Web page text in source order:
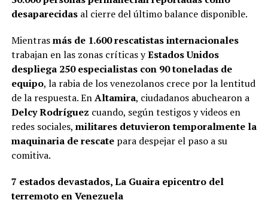
desaparecidasal cierre del último balance disponible.
Mientrasmás de 1.600 rescatistas internacionales
trabajan en las zonas críticas yEstados Unidos
despliega 250 especialistas con 90 toneladas de
equipo, la rabia de los venezolanos crece por la lentitud
de la respuesta. EnAltamira, ciudadanos abuchearon a
Delcy Rodríguez cuando, según testigos y videos en
redes sociales, militares detuvieron temporalmente la
maquinaria de rescatepara despejar el paso a su
comitiva.
7 estados devastados, La Guaira epicentro del
terremoto en Venezuela